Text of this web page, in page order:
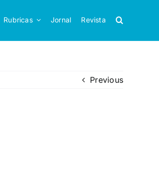
Rubricas Jornal Revista
Previous